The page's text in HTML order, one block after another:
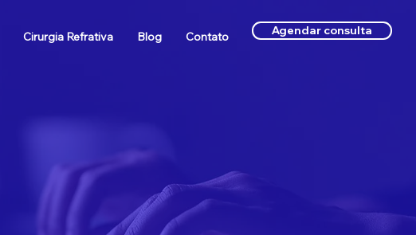
Agendar consulta
Cirurgia Refrativa Blog Contato